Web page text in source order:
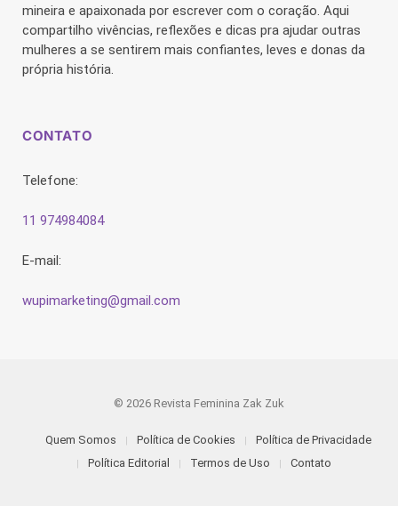
mineira e apaixonada por escrever com o coração. Aqui
compartilho vivências, reflexões e dicas pra ajudar outras
mulheres a se sentirem mais confiantes, leves e donas da
própria história.
CONTATO
Telefone:
11 974984084
E-mail:
wupimarketing@gmail.com
© 2026 Revista Feminina Zak Zuk
Quem Somos Política de Cookies
Política de Privacidade
Política Editorial
Termos de Uso Contato